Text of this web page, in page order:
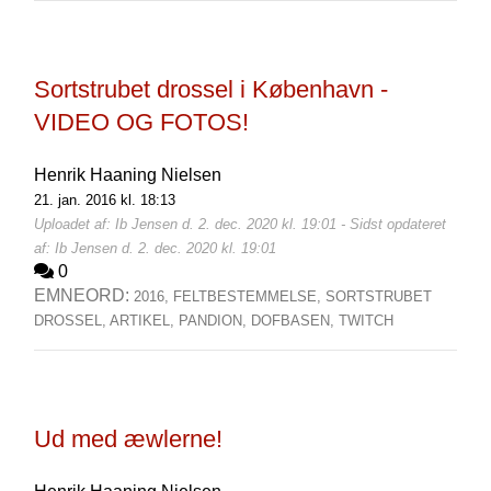
Sortstrubet drossel i København -
VIDEO OG FOTOS!
Henrik Haaning Nielsen
21. jan. 2016 kl. 18:13
Uploadet af: Ib Jensen d. 2. dec. 2020 kl. 19:01 - Sidst opdateret
af: Ib Jensen d. 2. dec. 2020 kl. 19:01
0
EMNEORD: 2016, FELTBESTEMMELSE, SORTSTRUBET
DROSSEL, ARTIKEL, PANDION, DOFBASEN, TWITCH
Ud med æwlerne!